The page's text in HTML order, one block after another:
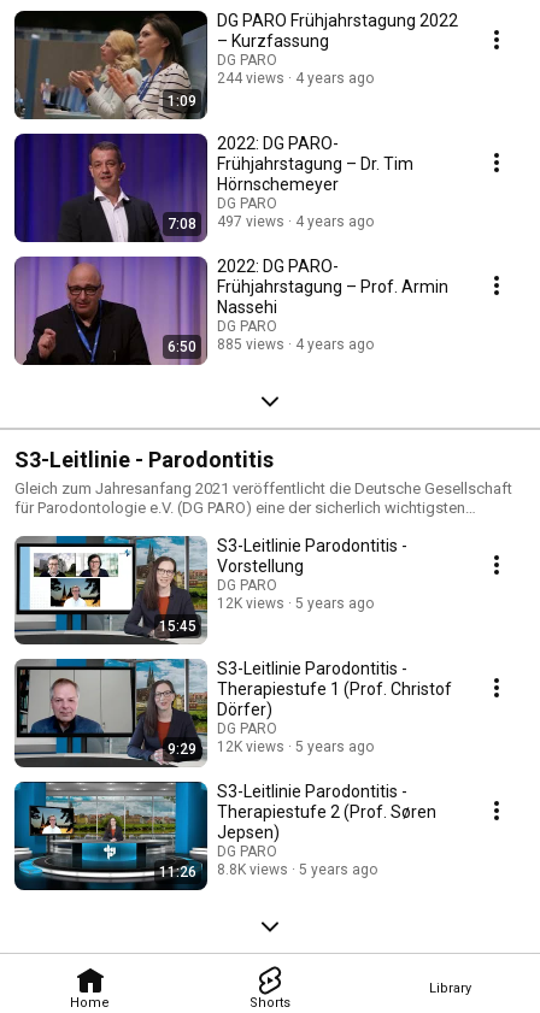
Home Shorts
Library
1:09
DG PARO Frühjahrstagung 2022
– Kurzfassung
DG PARO
244 views
4 years ago
7:08
2022: DG PARO-
Frühjahrstagung – Dr. Tim
Hörnschemeyer
DG PARO
497 views
4 years ago
6:50
2022: DG PARO-
Frühjahrstagung – Prof. Armin
Nassehi
DG PARO
885 views
4 years ago
S3-Leitlinie - Parodontitis
Gleich zum Jahresanfang 2021 veröffentlicht die Deutsche Gesellschaft
für Parodontologie e.V. (DG PARO) eine der sicherlich wichtigsten
Stadium I bis III. Die deutsche Implementierung der S3-Leitlinie „Treatment
of Stage I-III Periodontitis“ der EFP ist eine gut strukturierte, evidenz- und
konsensbasierte Leitlinie. Dabei wurden die Originalempfehlungen der
EFP-Leitlinie, die bereits im Juli 2020 vorgestellt wurde, durch
verschiedene Expertengruppen auf ihre Anwendbarkeit im deutschen
Gesundheitssystem hin überprüft und teilweise angepasst. Damit die
neue S3-Leitlinie nach der Veröffentlichung schnell in ihrer Bedeutung
erfasst werden kann und Eingang in die Praxis findet, hat sich die DG
PARO etwas Besonderes überlegt: kurze Expertenvideos direkt von den
Autoren selbst – von Kollege zu Kollege.
15:45
S3-Leitlinie Parodontitis -
Vorstellung
DG PARO
12K views
5 years ago
9:29
S3-Leitlinie Parodontitis -
Therapiestufe 1 (Prof. Christof
Dörfer)
DG PARO
12K views
5 years ago
11:26
S3-Leitlinie Parodontitis -
Therapiestufe 2 (Prof. Søren
Jepsen)
DG PARO
8.8K views
5 years ago